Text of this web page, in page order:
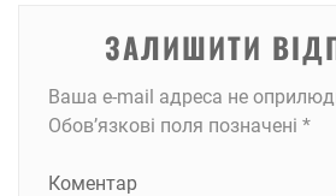
ЗАЛИШИТИ
Ваша e-mail адреса не
Обов’язкові поля позначені *
Коментар